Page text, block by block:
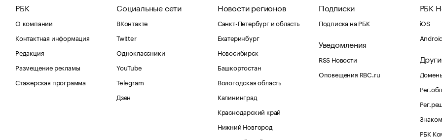
РБК
О компании
Контактная информация
Редакция
Размещение рекламы
Стажерская программа
Социальные сети
ВКонтакте
Twitter
Одноклассники
YouTube
Telegram
Дзен
Новости регионов
Санкт-Петербург и область
Екатеринбург
Новосибирск
Башкортостан
Вологодская область
Калининград
Краснодарский край
Нижний Новгород
Подписки
Подписка на РБК
Уведомления
RSS Новости
Оповещения RBC.ru
РБК
iOS
РБК